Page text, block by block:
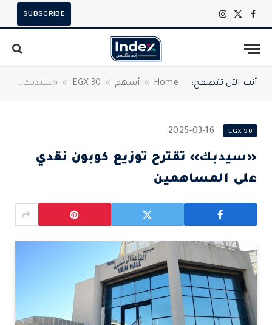
فيسبوك
X
الانستغرام
SUBSCRIBE
أنت الآن تتصفح: Home
» أسهم »
EGX 30
» «سيدبك» تقترح توزيع كوبون نقدي على المساهمين
EGX 30
2025-03-16
«سيدبك» تقترح توزيع كوبون نقدي
على المساهمين